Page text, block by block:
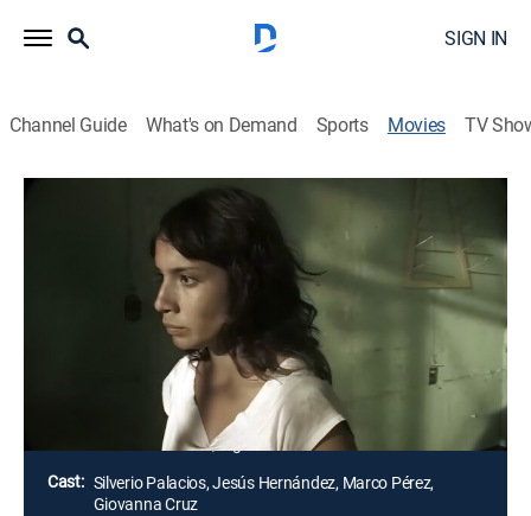
SIGN IN
Channel Guide What's on Demand Sports Movies TV
La garganta del diablo
Thriller, Mystery
Xóchitl, una joven de clase alta, es secuestrada por
una secta que mantiene el rito prehispánico del
sacrificio humano. Ahora, su vida peligra y deberá
unirse a otras de las mujeres cautivas para planear
una fuga a través de la garganta del Diablo.
Edin Martínez, Rigoberto Veloz
Cast: Silverio Palacios, Jesús Hernández, Marco Pérez,
Giovanna Cruz